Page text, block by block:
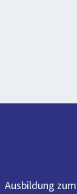
Ausbildung